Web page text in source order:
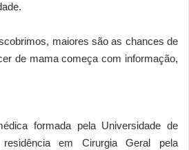
maiores são as chances de
de mama começa com informação,
formada pela Universidade de
em Cirurgia Geral pela